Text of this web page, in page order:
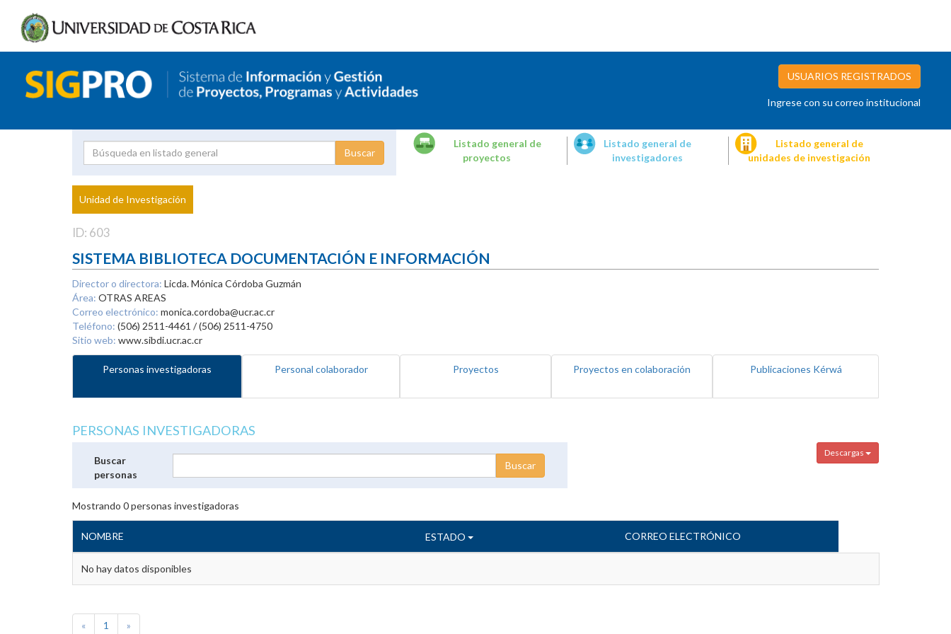
USUARIOS REGISTRADOS
Ingrese con su correo institucional
Proyecto
Investigador
Listado general de
proyectos
Listado general de
investigadores
Listado general de
unidades de investigación
Unidad de Investigación
ID: 603
SISTEMA BIBLIOTECA DOCUMENTACIÓN E INFORMACIÓN
Director o directora: Licda. Mónica Córdoba Guzmán
Área: OTRAS AREAS
Correo electrónico: monica.cordoba@ucr.ac.cr
Teléfono: (506) 2511-4461 / (506) 2511-4750
Sitio web: www.sibdi.ucr.ac.cr
Personas investigadoras Personal colaborador Proyectos Proyectos en colaboración Publicaciones Kérwá
PERSONAS INVESTIGADORAS
Descargas
Buscar
personas
Mostrando 0personas investigadoras
NOMBRE ESTADO CORREO ELECTRÓNICO
No hay datos disponibles
« 1 »